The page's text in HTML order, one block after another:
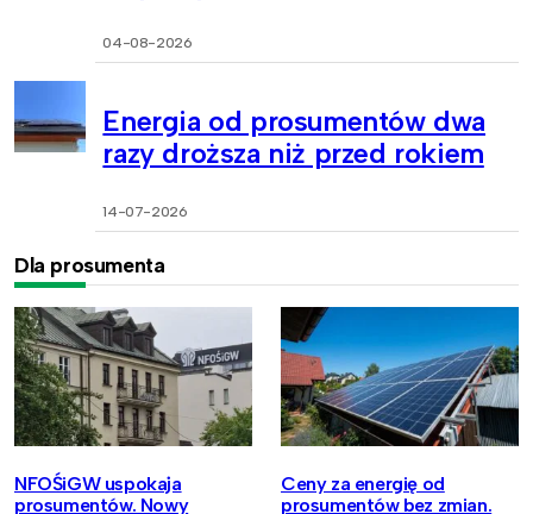
04-08-2026
Energia od prosumentów dwa
razy droższa niż przed rokiem
14-07-2026
Dla prosumenta
NFOŚiGW uspokaja
prosumentów. Nowy
Ceny za energię od
prosumentów bez zmian.